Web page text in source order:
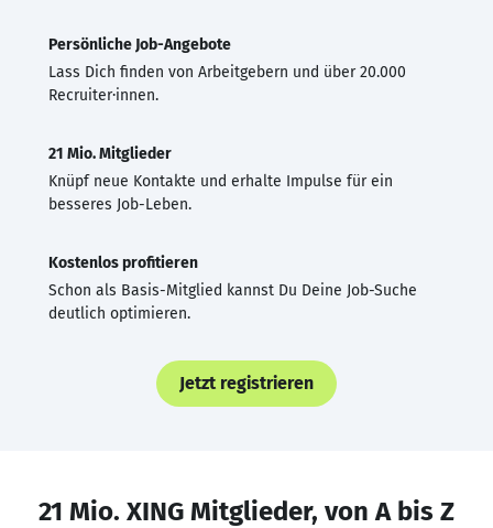
Persönliche Job-Angebote
Lass Dich finden von Arbeitgebern und über 20.000
Recruiter·innen.
21 Mio. Mitglieder
Knüpf neue Kontakte und erhalte Impulse für ein
besseres Job-Leben.
Kostenlos profitieren
Schon als Basis-Mitglied kannst Du Deine Job-Suche
deutlich optimieren.
Jetzt registrieren
21 Mio. XING Mitglieder, von A bis Z